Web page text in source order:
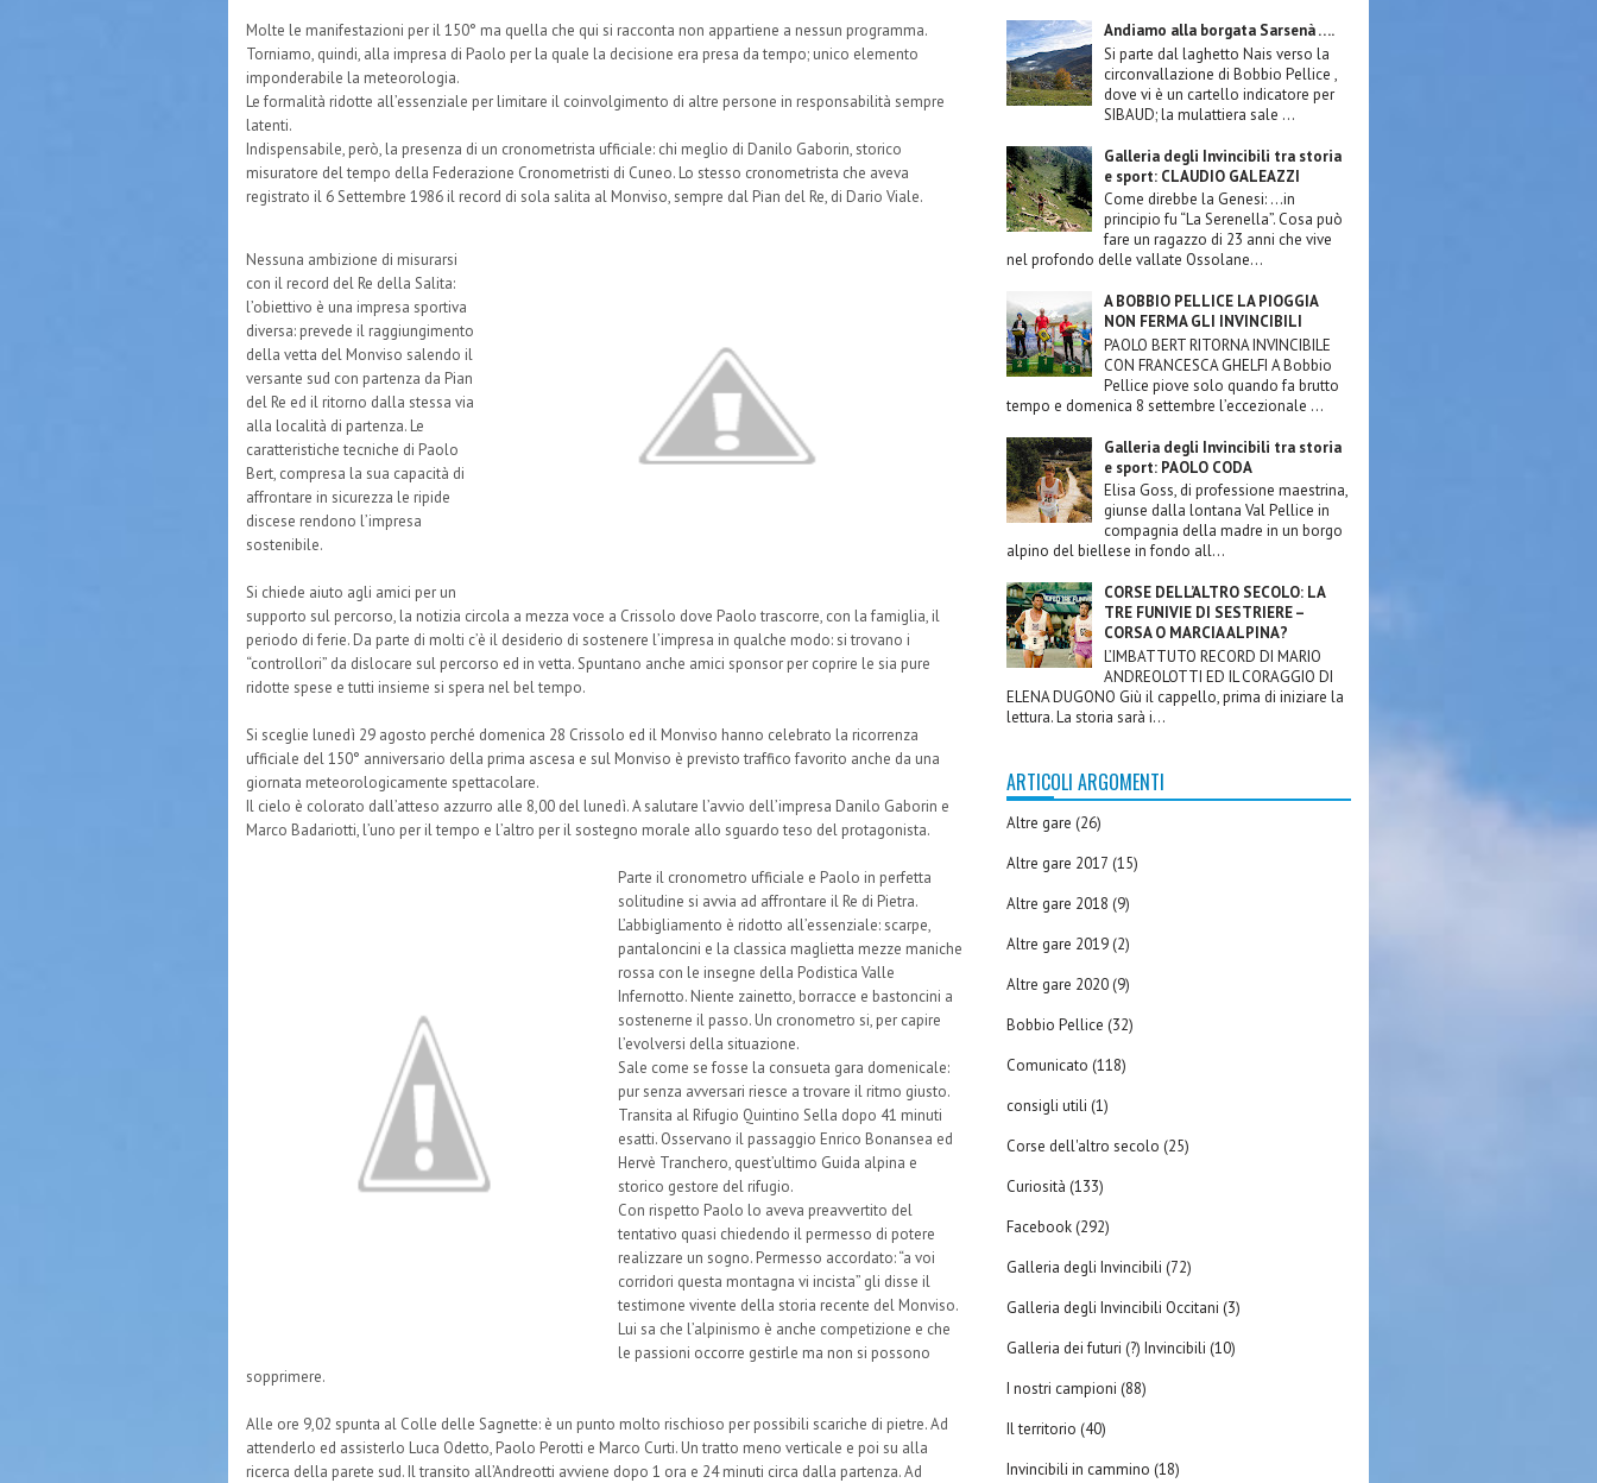
Molte le manifestazioni per il 150° ma quella che qui si racconta non appartiene a nessun programma.
Torniamo, quindi, alla impresa di Paolo per la quale la decisione era presa da tempo; unico elemento
imponderabile la meteorologia.
Le formalità ridotte all’essenziale per limitare il coinvolgimento di altre persone in responsabilità sempre
latenti.
Indispensabile, però, la presenza di un cronometrista ufficiale: chi meglio di Danilo Gaborin, storico
misuratore del tempo della Federazione Cronometristi di Cuneo. Lo stesso cronometrista che aveva
registrato il 6 Settembre 1986 il record di sola salita al Monviso, sempre dal Pian del Re, di Dario Viale.
Nessuna ambizione di misurarsi
con il record del Re della Salita:
l’obiettivo è una impresa sportiva
diversa: prevede il raggiungimento
della vetta del Monviso salendo il
versante sud con partenza da Pian
del Re ed il ritorno dalla stessa via
alla località di partenza. Le
caratteristiche tecniche di Paolo
Bert, compresa la sua capacità di
affrontare in sicurezza le ripide
discese rendono l’impresa
sostenibile.
Si chiede aiuto agli amici per un
supporto sul percorso, la notizia circola a mezza voce a Crissolo dove Paolo trascorre, con la famiglia, il
periodo di ferie. Da parte di molti c’è il desiderio di sostenere l’impresa in qualche modo: si trovano i
“controllori” da dislocare sul percorso ed in vetta. Spuntano anche amici sponsor per coprire le sia pure
ridotte spese e tutti insieme si spera nel bel tempo.
Si sceglie lunedì 29 agosto perché domenica 28 Crissolo ed il Monviso hanno celebrato la ricorrenza
ufficiale del 150° anniversario della prima ascesa e sul Monviso è previsto traffico favorito anche da una
giornata meteorologicamente spettacolare.
Il cielo è colorato dall’atteso azzurro alle 8,00 del lunedì. A salutare l’avvio dell’impresa Danilo Gaborin e
Marco Badariotti, l’uno per il tempo e l’altro per il sostegno morale allo sguardo teso del protagonista.
Parte il cronometro ufficiale e Paolo in perfetta
solitudine si avvia ad affrontare il Re di Pietra.
L’abbigliamento è ridotto all’essenziale: scarpe,
pantaloncini e la classica maglietta mezze maniche
rossa con le insegne della Podistica Valle
Infernotto. Niente zainetto, borracce e bastoncini a
sostenerne il passo. Un cronometro si, per capire
l’evolversi della situazione.
Sale come se fosse la consueta gara domenicale:
pur senza avversari riesce a trovare il ritmo giusto.
Transita al Rifugio Quintino Sella dopo 41 minuti
esatti. Osservano il passaggio Enrico Bonansea ed
Hervè Tranchero, quest’ultimo Guida alpina e
storico gestore del rifugio.
Con rispetto Paolo lo aveva preavvertito del
tentativo quasi chiedendo il permesso di potere
realizzare un sogno. Permesso accordato: “a voi
corridori questa montagna vi incista” gli disse il
testimone vivente della storia recente del Monviso.
Lui sa che l’alpinismo è anche competizione e che
le passioni occorre gestirle ma non si possono
sopprimere.
Alle ore 9,02 spunta al Colle delle Sagnette: è un punto molto rischioso per possibili scariche di pietre. Ad
attenderlo ed assisterlo Luca Odetto, Paolo Perotti e Marco Curti. Un tratto meno verticale e poi su alla
ricerca della parete sud. Il transito all’Andreotti avviene dopo 1 ora e 24 minuti circa dalla partenza. Ad
Andiamo alla borgata Sarsenà ….
Si parte dal laghetto Nais verso la
circonvallazione di Bobbio Pellice ,
dove vi è un cartello indicatore per
SIBAUD; la mulattiera sale ...
Galleria degli Invincibili tra storia
e sport: CLAUDIO GALEAZZI
Come direbbe la Genesi: …in
principio fu “La Serenella”. Cosa può
fare un ragazzo di 23 anni che vive
nel profondo delle vallate Ossolane...
A BOBBIO PELLICE LA PIOGGIA
NON FERMA GLI INVINCIBILI
PAOLO BERT RITORNA INVINCIBILE
CON FRANCESCA GHELFI A Bobbio
Pellice piove solo quando fa brutto
tempo e domenica 8 settembre l’eccezionale ...
Galleria degli Invincibili tra storia
e sport: PAOLO CODA
Elisa Goss, di professione maestrina,
giunse dalla lontana Val Pellice in
compagnia della madre in un borgo
alpino del biellese in fondo all...
CORSE DELL’ALTRO SECOLO: LA
TRE FUNIVIE DI SESTRIERE –
CORSA O MARCIA ALPINA?
L’IMBATTUTO RECORD DI MARIO
ANDREOLOTTI ED IL CORAGGIO DI
ELENA DUGONO Giù il cappello, prima di iniziare la
lettura. La storia sarà i...
ARTICOLI ARGOMENTI
Altre gare (26)
Altre gare 2017 (15)
Altre gare 2018 (9)
Altre gare 2019 (2)
Altre gare 2020 (9)
Bobbio Pellice (32)
Comunicato (118)
consigli utili (1)
Corse dell'altro secolo (25)
Curiosità (133)
Facebook (292)
Galleria degli Invincibili (72)
Galleria degli Invincibili Occitani (3)
Galleria dei futuri (?) Invincibili (10)
I nostri campioni (88)
Il territorio (40)
Invincibili in cammino (18)